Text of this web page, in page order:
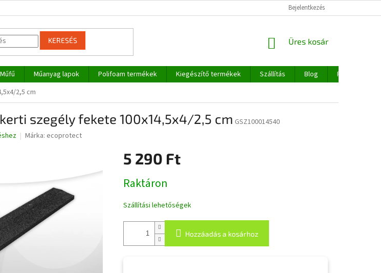
Bejelentkezés
KERESÉS KOSÁR
Üres kosár
Műfű Műanyag lapok Polifoam termékek Kiegészítő termékek Szállítás Blog
Rólunk
2,5 cm
szegély fekete 100x14,5x4/2,5 cm GSZ100014540
Márka: ecoprotect
5 290 Ft
Raktáron
Szállítási lehetőségek
Hozzáadás a kosárhoz